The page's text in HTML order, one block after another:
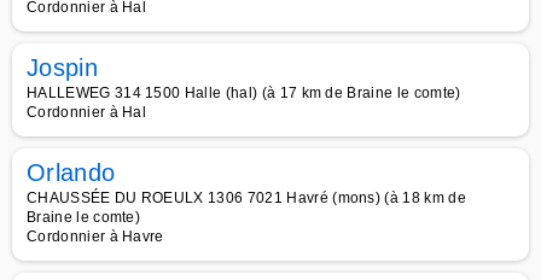
Cordonnier à Hal
Jospin
HALLEWEG 314 1500 Halle (hal) (à 17 km de Braine le comte)
Cordonnier à Hal
Orlando
CHAUSSÉE DU ROEULX 1306 7021 Havré (mons) (à 18 km de
Braine le comte)
Cordonnier à Havre